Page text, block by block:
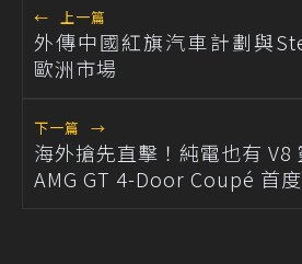
← 上一篇
外傳中國紅旗汽車計劃與
歐洲市場
下一篇 →
海外搶先直擊！純電也有
AMG GT 4-Door Coupé 首